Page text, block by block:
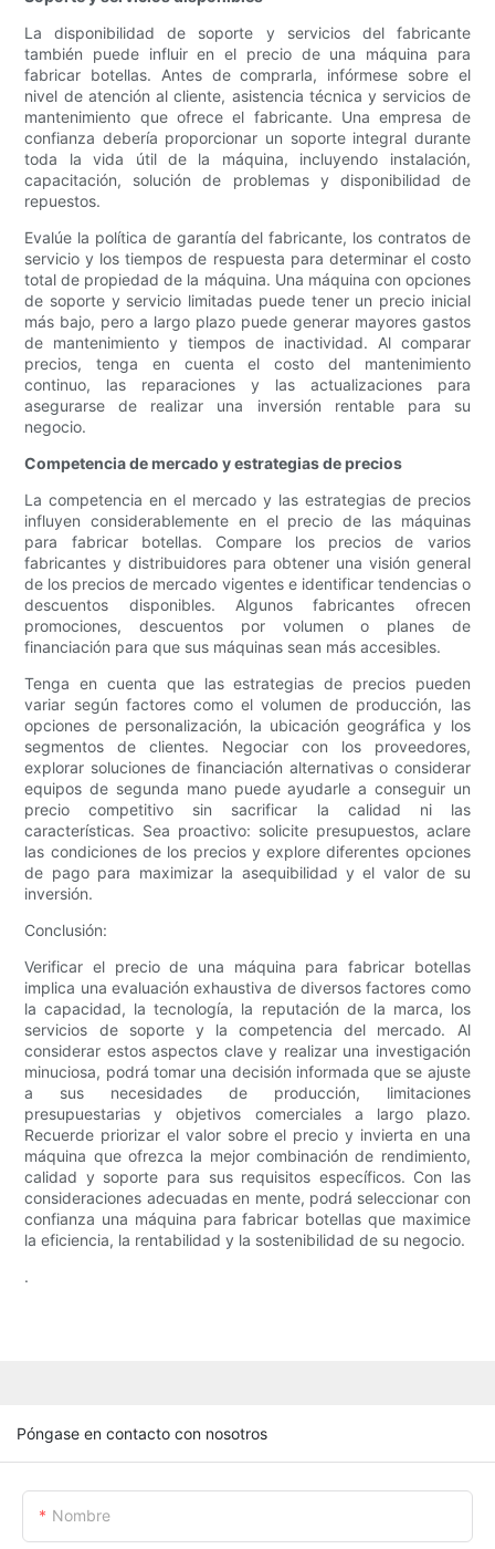
La disponibilidad de soporte y servicios del fabricante
también puede influir en el precio de una máquina para
fabricar botellas. Antes de comprarla, infórmese sobre el
nivel de atención al cliente, asistencia técnica y servicios de
mantenimiento que ofrece el fabricante. Una empresa de
confianza debería proporcionar un soporte integral durante
toda la vida útil de la máquina, incluyendo instalación,
capacitación, solución de problemas y disponibilidad de
repuestos.
Evalúe la política de garantía del fabricante, los contratos de
servicio y los tiempos de respuesta para determinar el costo
total de propiedad de la máquina. Una máquina con opciones
de soporte y servicio limitadas puede tener un precio inicial
más bajo, pero a largo plazo puede generar mayores gastos
de mantenimiento y tiempos de inactividad. Al comparar
precios, tenga en cuenta el costo del mantenimiento
continuo, las reparaciones y las actualizaciones para
asegurarse de realizar una inversión rentable para su
negocio.
Competencia de mercado y estrategias de precios
La competencia en el mercado y las estrategias de precios
influyen considerablemente en el precio de las máquinas
para fabricar botellas. Compare los precios de varios
fabricantes y distribuidores para obtener una visión general
de los precios de mercado vigentes e identificar tendencias o
descuentos disponibles. Algunos fabricantes ofrecen
promociones, descuentos por volumen o planes de
financiación para que sus máquinas sean más accesibles.
Tenga en cuenta que las estrategias de precios pueden
variar según factores como el volumen de producción, las
opciones de personalización, la ubicación geográfica y los
segmentos de clientes. Negociar con los proveedores,
explorar soluciones de financiación alternativas o considerar
equipos de segunda mano puede ayudarle a conseguir un
precio competitivo sin sacrificar la calidad ni las
características. Sea proactivo: solicite presupuestos, aclare
las condiciones de los precios y explore diferentes opciones
de pago para maximizar la asequibilidad y el valor de su
inversión.
Conclusión:
Verificar el precio de una máquina para fabricar botellas
implica una evaluación exhaustiva de diversos factores como
la capacidad, la tecnología, la reputación de la marca, los
servicios de soporte y la competencia del mercado. Al
considerar estos aspectos clave y realizar una investigación
minuciosa, podrá tomar una decisión informada que se ajuste
a sus necesidades de producción, limitaciones
presupuestarias y objetivos comerciales a largo plazo.
Recuerde priorizar el valor sobre el precio y invierta en una
máquina que ofrezca la mejor combinación de rendimiento,
calidad y soporte para sus requisitos específicos. Con las
consideraciones adecuadas en mente, podrá seleccionar con
confianza una máquina para fabricar botellas que maximice
la eficiencia, la rentabilidad y la sostenibilidad de su negocio.
.
Póngase en contacto con nosotros
Nombre